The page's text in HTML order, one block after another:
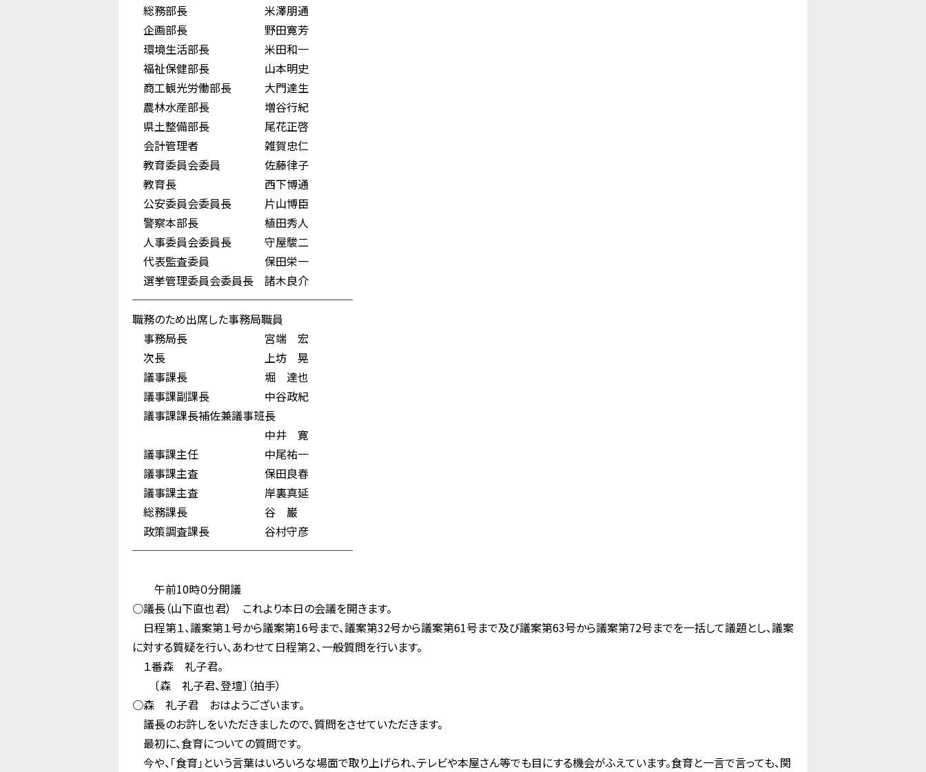
総務部長 米澤朋通
企画部長 野田寛芳
環境生活部長 米田和一
福祉保健部長 山本明史
商工観光労働部長 大門達生
農林水産部長 増谷行紀
県土整備部長 尾花正啓
会計管理者 雑賀忠仁
教育委員会委員 佐藤律子
教育長 西下博通
公安委員会委員長 片山博臣
警察本部長 植田秀人
人事委員会委員長 守屋駿二
代表監査委員 保田栄一
選挙管理委員会委員長 諸木良介
────────────────────
職務のため出席した事務局職員
事務局長 宮端 宏
次長 上坊 晃
議事課長 堀 達也
議事課副課長 中谷政紀
議事課課長補佐兼議事班長
中井 寛
議事課主任 中尾祐一
議事課主査 保田良春
議事課主査 岸裏真延
総務課長 谷 巌
政策調査課長 谷村守彦
────────────────────
午前10時０分開議
○議長（山下直也君） これより本日の会議を開きます。
日程第１、議案第１号から議案第16号まで、議案第32号から議案第61号まで及び議案第63号から議案第72号までを一括して議題とし、議案
に対する質疑を行い、あわせて日程第２、一般質問を行います。
１番森 礼子君。
〔森 礼子君、登壇〕（拍手）
○森 礼子君 おはようございます。
議長のお許しをいただきましたので、質問をさせていただきます。
最初に、食育についての質問です。
今や、「食育」という言葉はいろいろな場面で取り上げられ、テレビや本屋さん等でも目にする機会がふえています。食育と一言で言っても、関